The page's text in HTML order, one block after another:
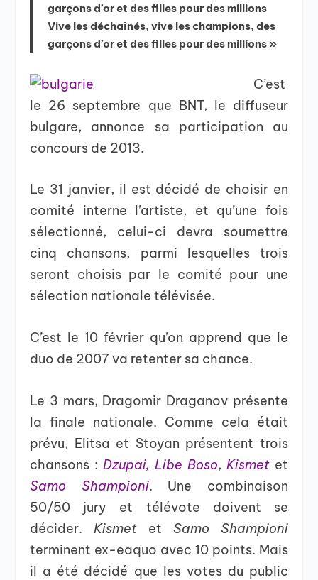
garçons d’or et des filles pour des millions
Vive les déchaînés, vive les champions, des
garçons d’or et des filles pour des millions »
C’est
le 26 septembre que BNT, le diffuseur
bulgare, annonce sa participation au
concours de 2013.
Le 31 janvier, il est décidé de choisir en
comité interne l’artiste, et qu’une fois
sélectionné, celui-ci devra soumettre
cinq chansons, parmi lesquelles trois
seront choisis par le comité pour une
sélection nationale télévisée.
C’est le 10 février qu’on apprend que le
duo de 2007 va retenter sa chance.
Le 3 mars, Dragomir Draganov présente
la finale nationale. Comme cela était
prévu, Elitsa et Stoyan présentent trois
chansons :Dzupai, Libe Boso, Kismetet
Samo Shampioni. Une combinaison
50/50 jury et télévote doivent se
décider.Kismet et Samo Shampioni
terminent ex-eaquo avec 10 points. Mais
il a été décidé que les votes du public